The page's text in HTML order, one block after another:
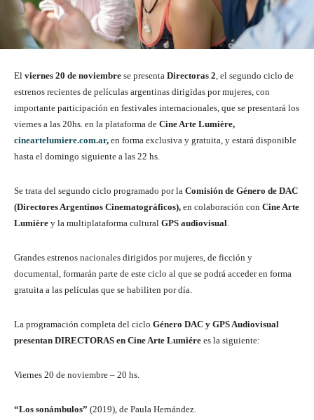
El viernes 20 de noviembre se presenta Directoras 2 , el segundo ciclo de
estrenos recientes de películas argentinas dirigidas por mujeres, con
importante participación en festivales internacionales, que se presentará los
viernes a las 20hs. en la plataforma de Cine Arte Lumière,
cineartelumiere.com.ar, en forma exclusiva y gratuita, y estará disponible
hasta el domingo siguiente a las 22 hs.
Se trata del segundo ciclo programado por la Comisión de Género de DAC
(Directores Argentinos Cinematográficos), en colaboración con Cine Arte
Lumière y la multiplataforma cultural GPS audiovisual
Grandes estrenos nacionales dirigidos por mujeres, de ficción y
documental, formarán parte de este ciclo al que se podrá acceder en forma
gratuita a las películas que se habiliten por día.
La programación completa del ciclo Género DAC y GPS Audiovisual
presentan DIRECTORAS en Cine Arte Lumiére es la siguiente:
Viernes 20 de noviembre – 20 hs.
“Los sonámbulos” (2019), de Paula Hernández.